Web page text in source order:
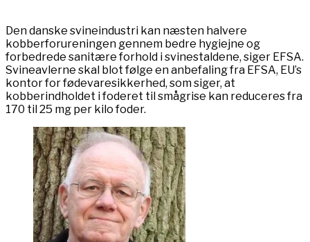
Den danske svineindustri kan næsten halvere
kobberforureningen gennem bedre hygiejne og
forbedrede sanitære forhold i svinestaldene, siger EFSA.
Svineavlerne skal blot følge en anbefaling fra EFSA, EU’s
kontor for fødevaresikkerhed, som siger, at
kobberindholdet i foderet til smågrise kan reduceres fra
170 til 25 mg per kilo foder.